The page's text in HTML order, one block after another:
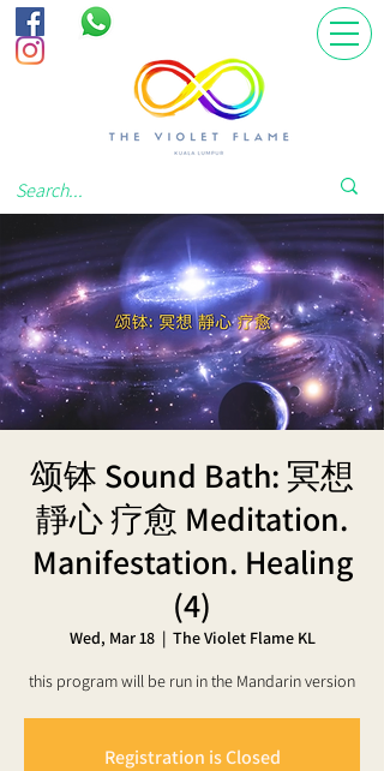
颂钵 Sound Bath: 冥想
靜心 疗愈 Meditation.
Manifestation. Healing
(4)
Wed, Mar 18
  |
The Violet Flame KL
this program will be run in the Mandarin version
Registration is Closed